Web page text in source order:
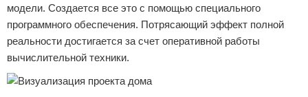
модели. Создается все это с помощью специального
программного обеспечения. Потрясающий эффект полной
реальности достигается за счет оперативной работы
вычислительной техники.